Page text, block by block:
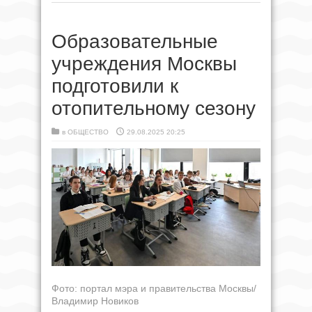
Образовательные
учреждения Москвы
подготовили к
отопительному сезону
в ОБЩЕСТВО 29.08.2025 20:25
Фото: портал мэра и правительства Москвы/
Владимир Новиков